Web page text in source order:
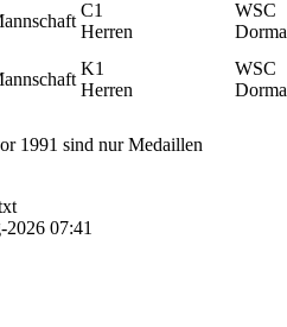
C1
Herren
WSC
K1
Herren
WSC
1991 sind nur Medaillen
07:41